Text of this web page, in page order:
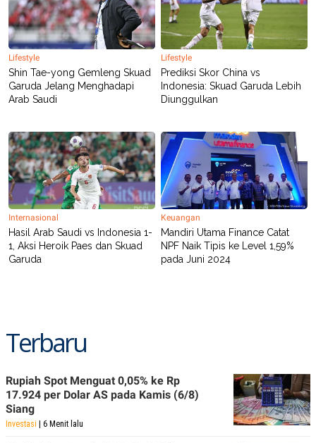
PEDOMAN
PEMBERITAAN
SIBER
PRIVACY
POLICY
Lifestyle
Shin Tae-yong Gemleng Skuad
Garuda Jelang Menghadapi
Arab Saudi
Lifestyle
Prediksi Skor China vs
Indonesia: Skuad Garuda Lebih
Diunggulkan
Internasional
Hasil Arab Saudi vs Indonesia 1-
1, Aksi Heroik Paes dan Skuad
Garuda
Keuangan
Mandiri Utama Finance Catat
NPF Naik Tipis ke Level 1,59%
pada Juni 2024
Terbaru
Rupiah Spot Menguat 0,05% ke Rp
17.924 per Dolar AS pada Kamis (6/8)
Siang
Investasi | 6 Menit lalu